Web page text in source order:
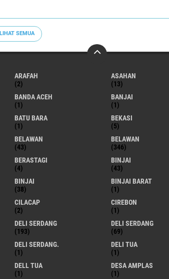
LIHAT SEMUA
ARAFAH
(2)
ASAHAN
(13)
BANDA ACEH
(1)
BANJAI
(1)
BATU BARA
(1)
BEKASI
(5)
BELAWAN
(43)
BELAWAN
(346)
BERASTAGI
(4)
BINJAI
(43)
BINJAI
(38)
BINJAI BARAT
(1)
CILACAP
(2)
CIREBON
(1)
DELI SERDANG
(193)
DELI SERDANG
(69)
DELI SERDANG.
(1)
DELI TUA
(1)
DELL TUA
(1)
DESA AMPLAS
(1)